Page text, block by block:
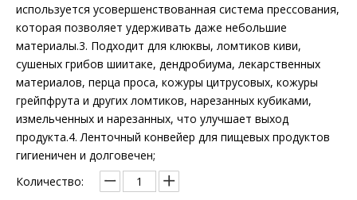
используется усовершенствованная система прессования,
которая позволяет удерживать даже небольшие
материалы.3. Подходит для клюквы, ломтиков киви,
сушеных грибов шиитаке, дендробиума, лекарственных
материалов, перца проса, кожуры цитрусовых, кожуры
грейпфрута и других ломтиков, нарезанных кубиками,
измельченных и нарезанных, что улучшает выход
продукта.4. Ленточный конвейер для пищевых продуктов
гигиеничен и долговечен;
Количество: